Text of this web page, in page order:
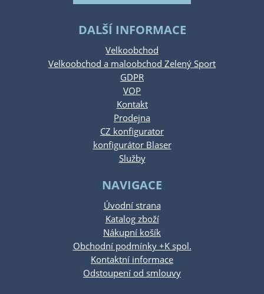
DALŠÍ INFORMACE
Velkoobchod
Velkoobchod a maloobchod Zelený Sport
GDPR
VOP
Kontakt
Prodejna
CZ konfigurator
konfigurátor Blaser
Služby
NAVIGACE
Úvodní strana
Katalog zboží
Nákupní košík
Obchodní podmínky +K spol.
Kontaktní informace
Odstoupení od smlouvy